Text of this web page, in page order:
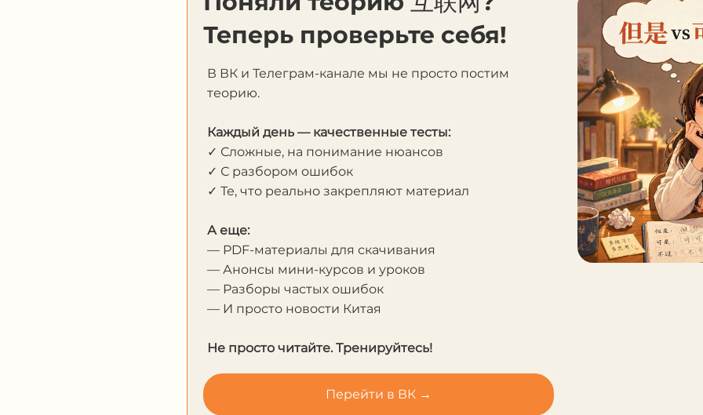
Теперь проверьте себя!
В ВК и Телеграм-канале мы не просто постим
теорию.
Каждый день — качественные тесты:
✓ Сложные, на понимание нюансов
✓ С разбором ошибок
✓ Те, что реально закрепляют материал
А еще:
— PDF-материалы для скачивания
— Анонсы мини-курсов и уроков
— Разборы частых ошибок
— И просто новости Китая
Не просто читайте. Тренируйтесь!
Перейти в ВК →